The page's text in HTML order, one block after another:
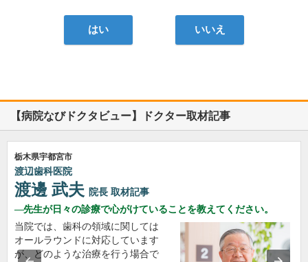
はい いいえ
【病院なびドクタビュー】ドクター取材記事
栃木県宇都宮市
渡辺歯科医院
渡邊 武夫 院長 取材記事
先生が日々の診療で心がけていることを教えてください。
当院では、歯科の領域に関しては
オールラウンドに対応しています
が、どのような治療を行う場合で